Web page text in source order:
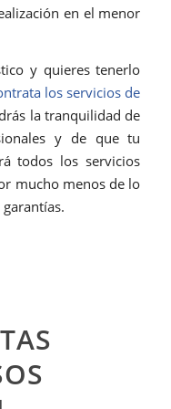
en el menor
y quieres tenerlo
los servicios de
la tranquilidad de
y de que tu
todos los servicios
mucho menos de lo